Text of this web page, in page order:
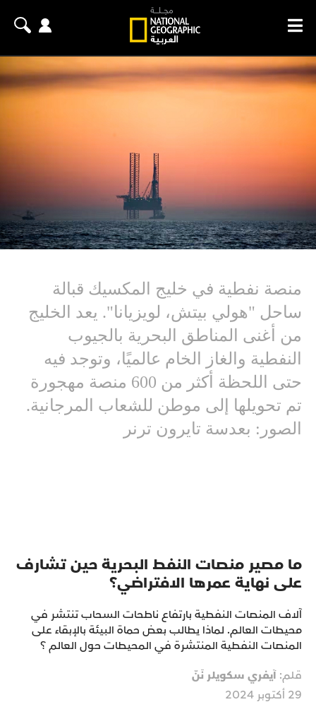
منصة نفطية في خليج المكسيك قبالة
ساحل "هولي بيتش، لويزيانا". يعد الخليج
من أغنى المناطق البحرية بالجيوب
النفطية والغاز الخام عالميًا، وتوجد فيه
حتى اللحظة أكثر من 600 منصة مهجورة
تم تحويلها إلى موطن للشعاب المرجانية.
الصور: بعدسة تايرون ترنر
ما مصير منصات النفط البحرية حين تشارف
على نهاية عمرها الافتراضي؟
آلاف المنصات النفطية بارتفاع ناطحات السحاب تنتشر في
محيطات العالم. لماذا يطالب بعض حماة البيئة بالإبقاء على
المنصات النفطية المنتشرة في المحيطات حول العالم ؟
قلم: آيفري سكويلر نَنّ
29 أكتوبر 2024